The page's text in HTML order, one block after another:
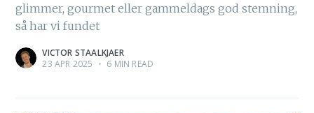
glimmer, gourmet eller gammeldags god stemning,
så har vi fundet
VICTOR STAALKJAER
23 APR 2025 • 6 MIN READ